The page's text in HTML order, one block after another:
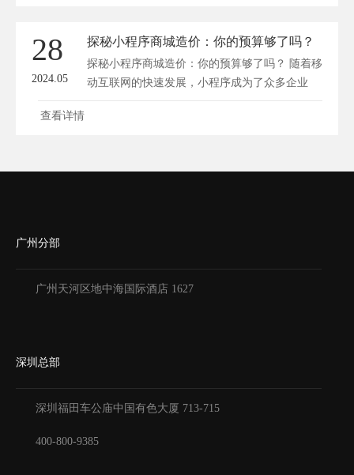
28
2024.05
探秘小程序商城造价：你的预算够了吗？
探秘小程序商城造价：你的预算够了吗？ 随着移
动互联网的快速发展，小程序成为了众多企业
拓...
查看详情
广州分部
广州天河区地中海国际酒店 1627
深圳总部
深圳福田车公庙中国有色大厦 713-715
400-800-9385